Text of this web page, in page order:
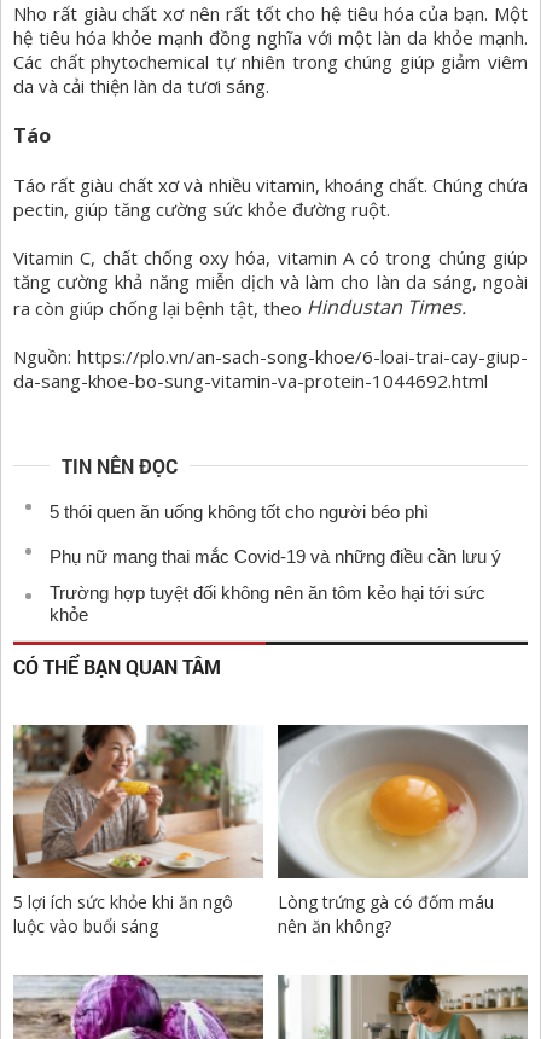
Nho rất giàu chất xơ nên rất tốt cho hệ tiêu hóa của bạn. Một
hệ tiêu hóa khỏe mạnh đồng nghĩa với một làn da khỏe mạnh.
Các chất phytochemical tự nhiên trong chúng giúp giảm viêm
da và cải thiện làn da tươi sáng.
Táo
Táo rất giàu chất xơ và nhiều vitamin, khoáng chất. Chúng chứa
pectin, giúp tăng cường sức khỏe đường ruột.
Vitamin C, chất chống oxy hóa, vitamin A có trong chúng giúp
tăng cường khả năng miễn dịch và làm cho làn da sáng, ngoài
ra còn giúp chống lại bệnh tật, theo Hindustan Times.
Nguồn: https://plo.vn/an-sach-song-khoe/6-loai-trai-cay-giup-
da-sang-khoe-bo-sung-vitamin-va-protein-1044692.html
TIN NÊN ĐỌC
5 thói quen ăn uống không tốt cho người béo phì
Phụ nữ mang thai mắc Covid-19 và những điều cần lưu ý
Trường hợp tuyệt đối không nên ăn tôm kẻo hại tới sức
khỏe
CÓ THỂ BẠN QUAN TÂM
5 lợi ích sức khỏe khi ăn ngô
luộc vào buổi sáng
Lòng trứng gà có đốm máu
nên ăn không?